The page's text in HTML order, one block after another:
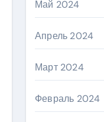
Май 2024
Апрель 2024
Март 2024
Февраль 2024